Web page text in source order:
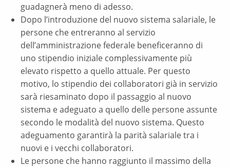
guadagnerà meno di adesso.
Dopo l’introduzione del nuovo sistema salariale, le
persone che entreranno al servizio
dell’amministrazione federale beneficeranno di
uno stipendio iniziale complessivamente più
elevato rispetto a quello attuale. Per questo
motivo, lo stipendio dei collaboratori già in servizio
sarà riesaminato dopo il passaggio al nuovo
sistema e adeguato a quello delle persone assunte
secondo le modalità del nuovo sistema. Questo
adeguamento garantirà la parità salariale tra i
nuovi e i vecchi collaboratori.
Le persone che hanno raggiunto il massimo della